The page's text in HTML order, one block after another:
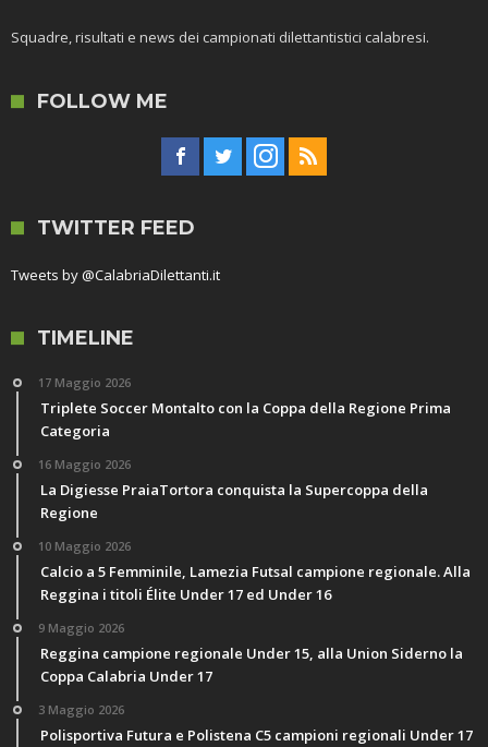
Squadre, risultati e news dei campionati dilettantistici calabresi.
FOLLOW ME
TWITTER FEED
Tweets by @CalabriaDilettanti.it
TIMELINE
17 Maggio 2026
Triplete Soccer Montalto con la Coppa della Regione Prima
Categoria
16 Maggio 2026
La Digiesse PraiaTortora conquista la Supercoppa della
Regione
10 Maggio 2026
Calcio a 5 Femminile, Lamezia Futsal campione regionale. Alla
Reggina i titoli Élite Under 17 ed Under 16
9 Maggio 2026
Reggina campione regionale Under 15, alla Union Siderno la
Coppa Calabria Under 17
3 Maggio 2026
Polisportiva Futura e Polistena C5 campioni regionali Under 17